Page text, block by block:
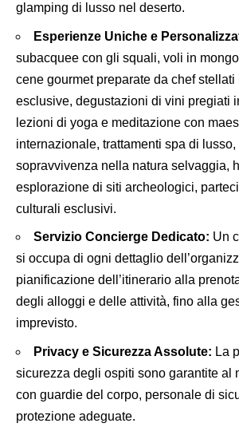
glamping di lusso nel deserto.
Esperienze Uniche e
subacquee con gli squali, voli in
cene gourmet preparate da chef stellati
esclusive, degustazioni di vini pregiati
lezioni di yoga e meditazione con
internazionale, trattamenti spa di lusso,
sopravvivenza nella natura selvaggia,
esplorazione di siti archeologici,
culturali esclusivi.
Servizio Concierge Dedicato: Un
si occupa di ogni dettaglio
pianificazione dell’itinerario alla
degli alloggi e delle attività, fino alla
imprevisto.
Privacy e Sicurezza Assolute: La
sicurezza degli ospiti sono garantite al
con guardie del corpo, personale di
protezione adeguate.